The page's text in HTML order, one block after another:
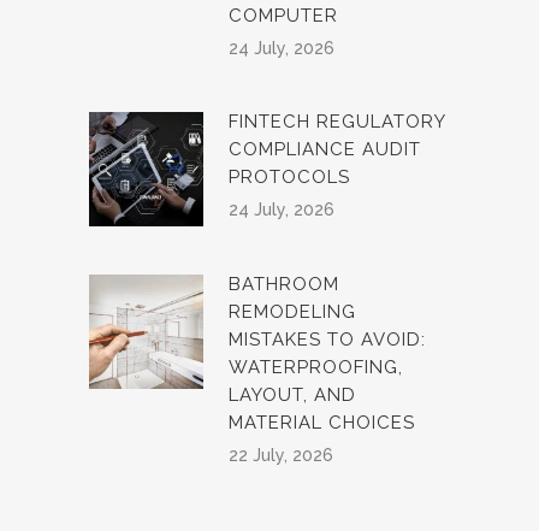
COMPUTER
24 July, 2026
FINTECH REGULATORY
COMPLIANCE AUDIT
PROTOCOLS
24 July, 2026
BATHROOM
REMODELING
MISTAKES TO AVOID:
WATERPROOFING,
LAYOUT, AND
MATERIAL CHOICES
22 July, 2026